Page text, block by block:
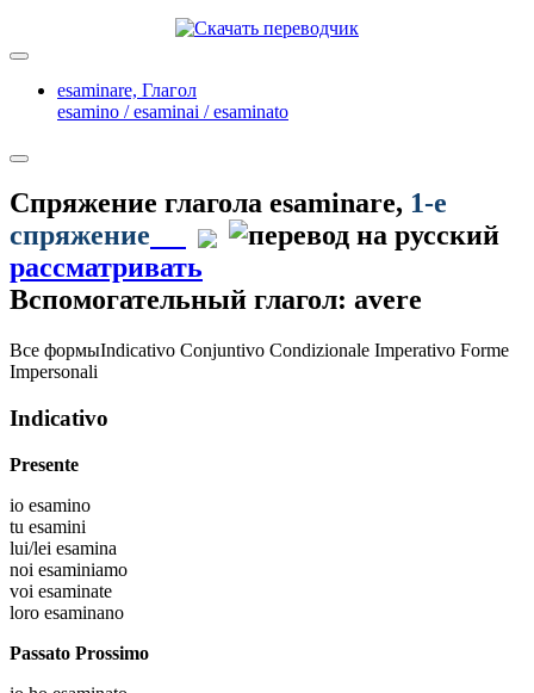
esaminare, Глагол
esamino / esaminai / esaminato
Спряжение глагола esaminare, 1-е
спряжение
рассматривать
Вспомогательный глагол: avere
Все формыIndicativo Conjuntivo Condizionale Imperativo Forme
Impersonali
Indicativo
Presente
io esamino
tu esamini
lui/lei esamina
noi esaminiamo
voi esaminate
loro esaminano
Passato Prossimo